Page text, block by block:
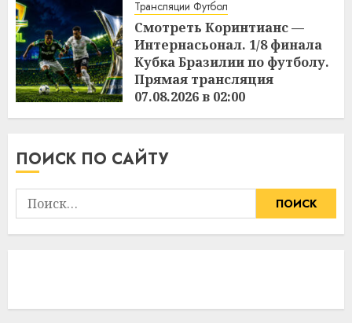
Трансляции Футбол
Смотреть Коринтианс —
Интернасьонал. 1/8 финала
Кубка Бразилии по футболу.
Прямая трансляция
07.08.2026 в 02:00
15:48 06.08.2026
ПОИСК ПО САЙТУ
Найти: